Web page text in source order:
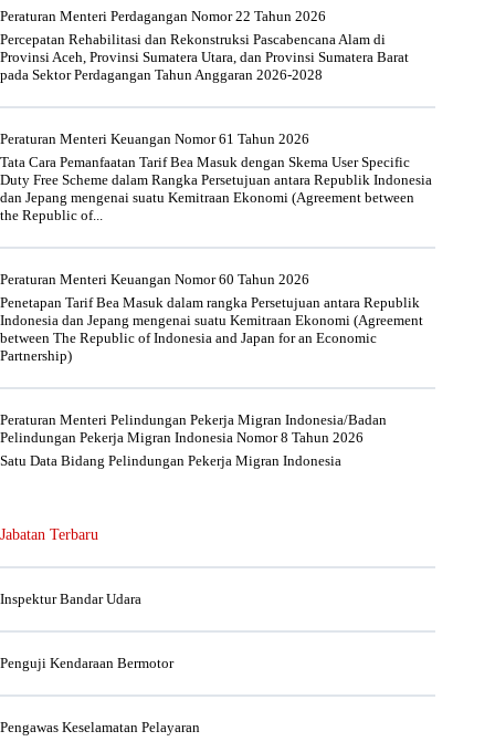
Peraturan Menteri Perdagangan Nomor 22 Tahun 2026
Percepatan Rehabilitasi dan Rekonstruksi Pascabencana Alam di
Provinsi Aceh, Provinsi Sumatera Utara, dan Provinsi Sumatera Barat
pada Sektor Perdagangan Tahun Anggaran 2026-2028
Peraturan Menteri Keuangan Nomor 61 Tahun 2026
Tata Cara Pemanfaatan Tarif Bea Masuk dengan Skema User Specific
Duty Free Scheme dalam Rangka Persetujuan antara Republik Indonesia
dan Jepang mengenai suatu Kemitraan Ekonomi (Agreement between
the Republic of...
Peraturan Menteri Keuangan Nomor 60 Tahun 2026
Penetapan Tarif Bea Masuk dalam rangka Persetujuan antara Republik
Indonesia dan Jepang mengenai suatu Kemitraan Ekonomi (Agreement
between The Republic of Indonesia and Japan for an Economic
Partnership)
Peraturan Menteri Pelindungan Pekerja Migran Indonesia/Badan
Pelindungan Pekerja Migran Indonesia Nomor 8 Tahun 2026
Satu Data Bidang Pelindungan Pekerja Migran Indonesia
Jabatan Terbaru
Inspektur Bandar Udara
Penguji Kendaraan Bermotor
Pengawas Keselamatan Pelayaran